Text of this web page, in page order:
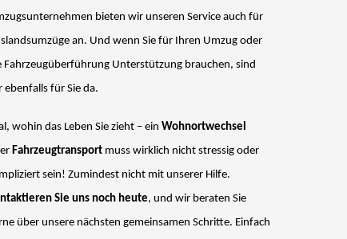
bieten wir unseren Service auch für
an. Und wenn Sie für Ihren Umzug oder
Fahrzeugüberführung Unterstützung brauchen, sind
ebenfalls für Sie da.
wohin das Leben Sie zieht – ein Wohnortwechsel
Fahrzeugtransport muss wirklich nicht stressig oder
sein! Zumindest nicht mit unserer Hilfe.
Sie uns noch heute, und wir beraten Sie
über unsere nächsten gemeinsamen Schritte. Einfach